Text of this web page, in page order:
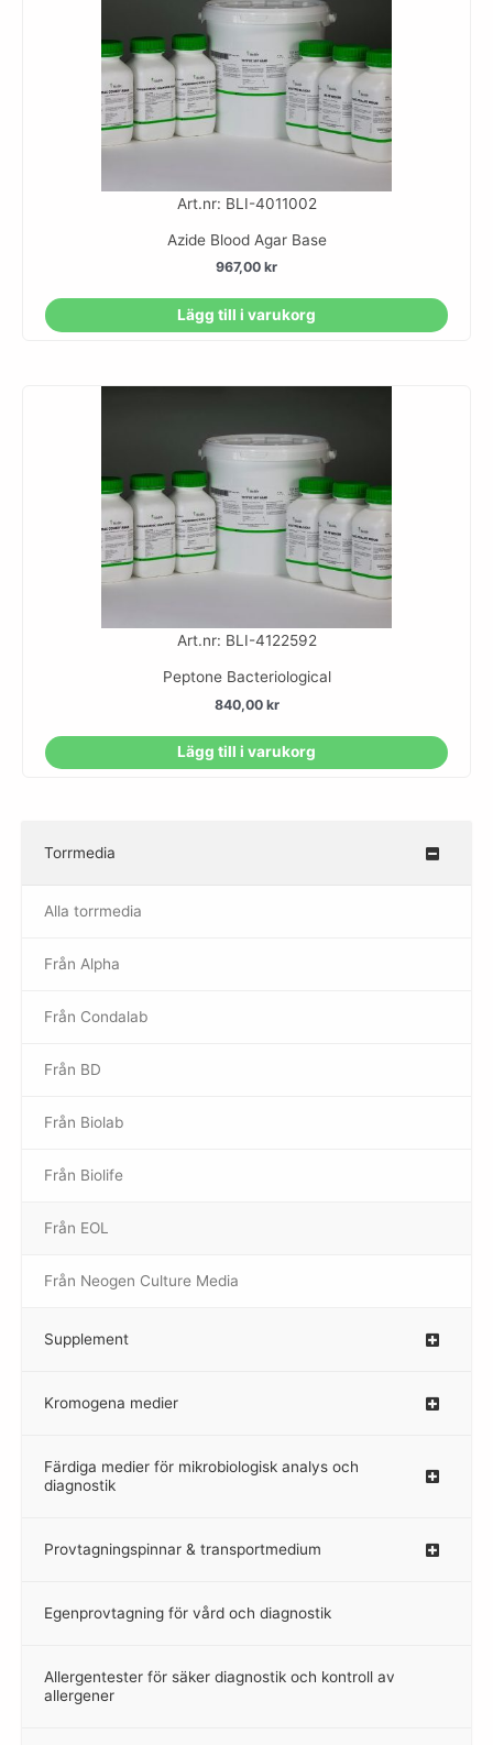
Art.nr: BLI-4011002
Azide Blood Agar Base
967,00 kr
Lägg till i varukorg
Art.nr: BLI-4122592
Peptone Bacteriological
840,00 kr
Lägg till i varukorg
Torrmedia
–
Alla torrmedia
Från Alpha
–
Från Condalab
Från BD
Från Biolab
–
Från Biolife
–
Från EOL
–
Från Neogen Culture Media
–
Supplement
–
Kromogena medier
–
Färdiga medier för mikrobiologisk analys och
diagnostik
Provtagningspinnar & transportmedium
–
Egenprovtagning för vård och diagnostik
–
Allergentester för säker diagnostik och kontroll av
allergener
–